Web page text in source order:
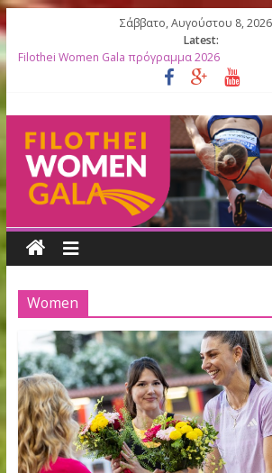
Σάββατο, Αυγούστου
Latest:
Filothei Women Gala πρόγραμμα 2026
27ο Filothei Women Gala: Ο απολογισμός
Filothei Women Gala ΑΠΟΤΕΛΕΣΜΑΤΑ
ΛΙΣΤΕΣ ΕΚΚΙΝΗΣΗΣ 2026
Κορυφαίες Ελληνίδες Ολυμπιονίκες
Women Gala
Women